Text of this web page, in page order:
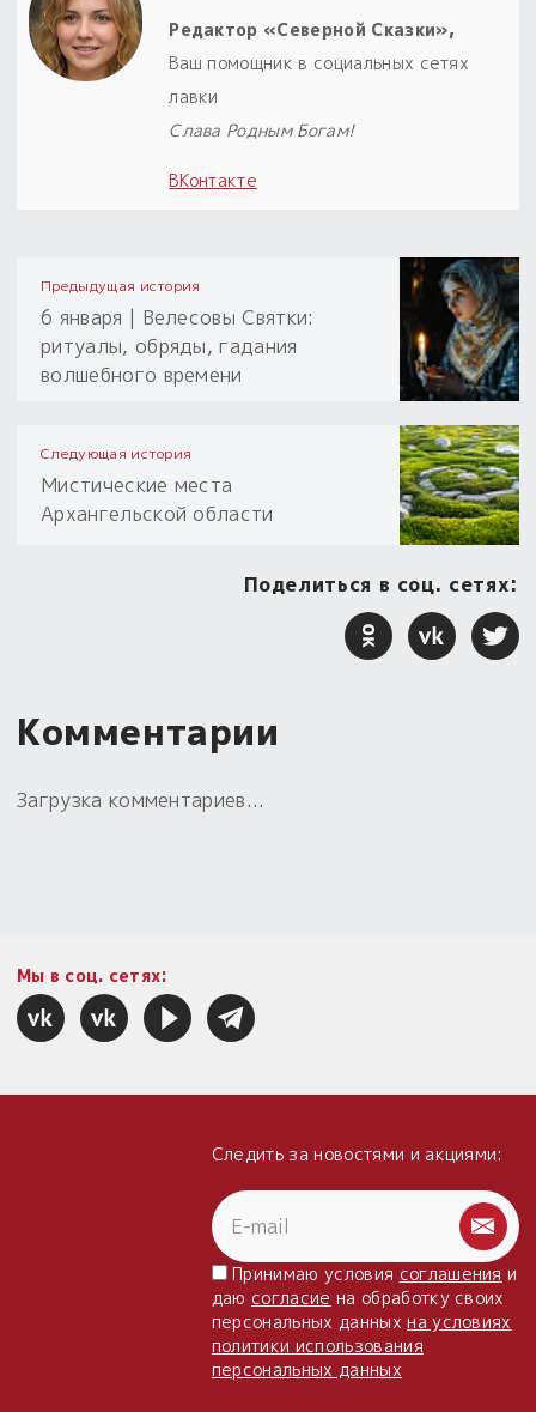
Редактор «Северной Сказки»,
Ваш помощник в социальных сетях
лавки
Слава Родным Богам!
ВКонтакте
Предыдущая история
6 января | Велесовы Святки:
ритуалы, обряды, гадания
волшебного времени
Следующая история
Мистические места
Архангельской области
Поделиться в соц. сетях:
Комментарии
Загрузка комментариев...
Мы в соц. сетях:
Следить за новостями и акциями:
Принимаю условия соглашения и
даю согласие на обработку своих
персональных данныхна условиях
политики использования
персональных данных